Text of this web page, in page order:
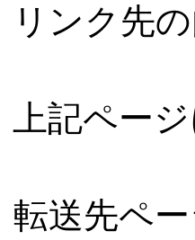
リンク先
上記ペー
転送先ペ